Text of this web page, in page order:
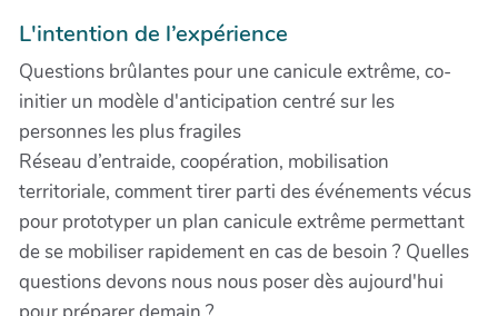
L'intention de l’expérience
Questions brûlantes pour une canicule extrême, co-
initier un modèle d'anticipation centré sur les
personnes les plus fragiles
Réseau d’entraide, coopération, mobilisation
territoriale, comment tirer parti des événements vécus
pour prototyper un plan canicule extrême permettant
de se mobiliser rapidement en cas de besoin ? Quelles
questions devons nous nous poser dès aujourd'hui